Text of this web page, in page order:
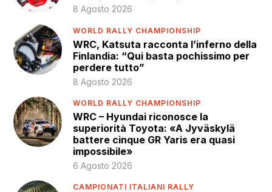
8 Agosto 2026
WORLD RALLY CHAMPIONSHIP
WRC, Katsuta racconta l’inferno della
Finlandia: “Qui basta pochissimo per
perdere tutto”
8 Agosto 2026
WORLD RALLY CHAMPIONSHIP
WRC – Hyundai riconosce la
superiorità Toyota: «A Jyväskylä
battere cinque GR Yaris era quasi
impossibile»
6 Agosto 2026
CAMPIONATI ITALIANI RALLY